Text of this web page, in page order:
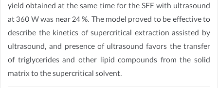
yield obtained at the same time for the SFE with ultrasound
at 360 W was near 24 %. The model proved to be effective to
describe the kinetics of supercritical extraction assisted by
ultrasound, and presence of ultrasound favors the transfer
of triglycerides and other lipid compounds from the solid
matrix to the supercritical solvent.